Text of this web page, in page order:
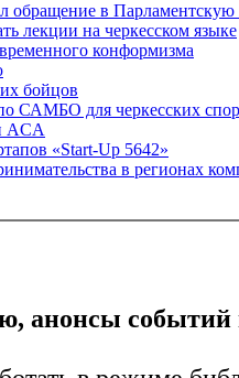
обращение в
лекции на черкесском языке
конформизма
бойцов
САМБО для черкесских
ACA
«Start-Up 5642»
в регионах
анонсы